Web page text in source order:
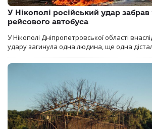
У Нікополі російський удар забрав
рейсового автобуса
У Нікополі Дніпропетровської області
удару загинула одна людина, ще одна